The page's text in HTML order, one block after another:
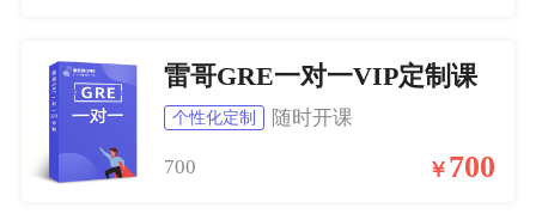
雷哥GRE一对一VIP定制课
个性化定制 随时开课
700 ￥ 700